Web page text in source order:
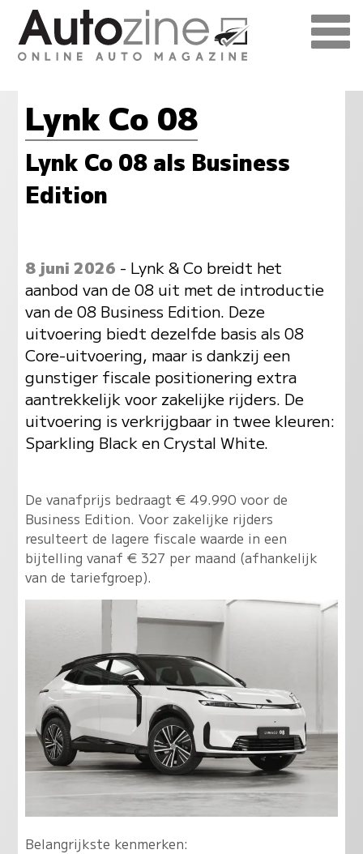
Lynk Co 08
Lynk Co 08 als Business
Edition
8 juni 2026 - Lynk & Co breidt het
aanbod van de 08 uit met de introductie
van de 08 Business Edition. Deze
uitvoering biedt dezelfde basis als 08
Core-uitvoering, maar is dankzij een
gunstiger fiscale positionering extra
aantrekkelijk voor zakelijke rijders. De
uitvoering is verkrijgbaar in twee kleuren:
Sparkling Black en Crystal White.
De vanafprijs bedraagt € 49.990 voor de
Business Edition. Voor zakelijke rijders
resulteert de lagere fiscale waarde in een
bijtelling vanaf € 327 per maand (afhankelijk
van de tariefgroep).
Belangrijkste kenmerken: